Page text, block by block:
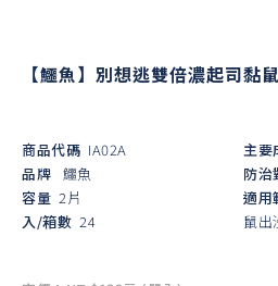
【鱷魚】別想逃雙倍濃起司黏
商品代碼 IA02A
品牌 鱷魚
容量 2片
入/箱數 24
主要
防治
適用
鼠出